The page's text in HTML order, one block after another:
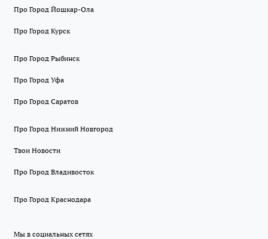
Про Город Йошкар-Ола
Про Город Курск
Про Город Рыбинск
Про Город Уфа
Про Город Саратов
Про Город Нижний Новгород
Твои Новости
Про Город Владивосток
Про Город Краснодара
Мы в социальных сетях